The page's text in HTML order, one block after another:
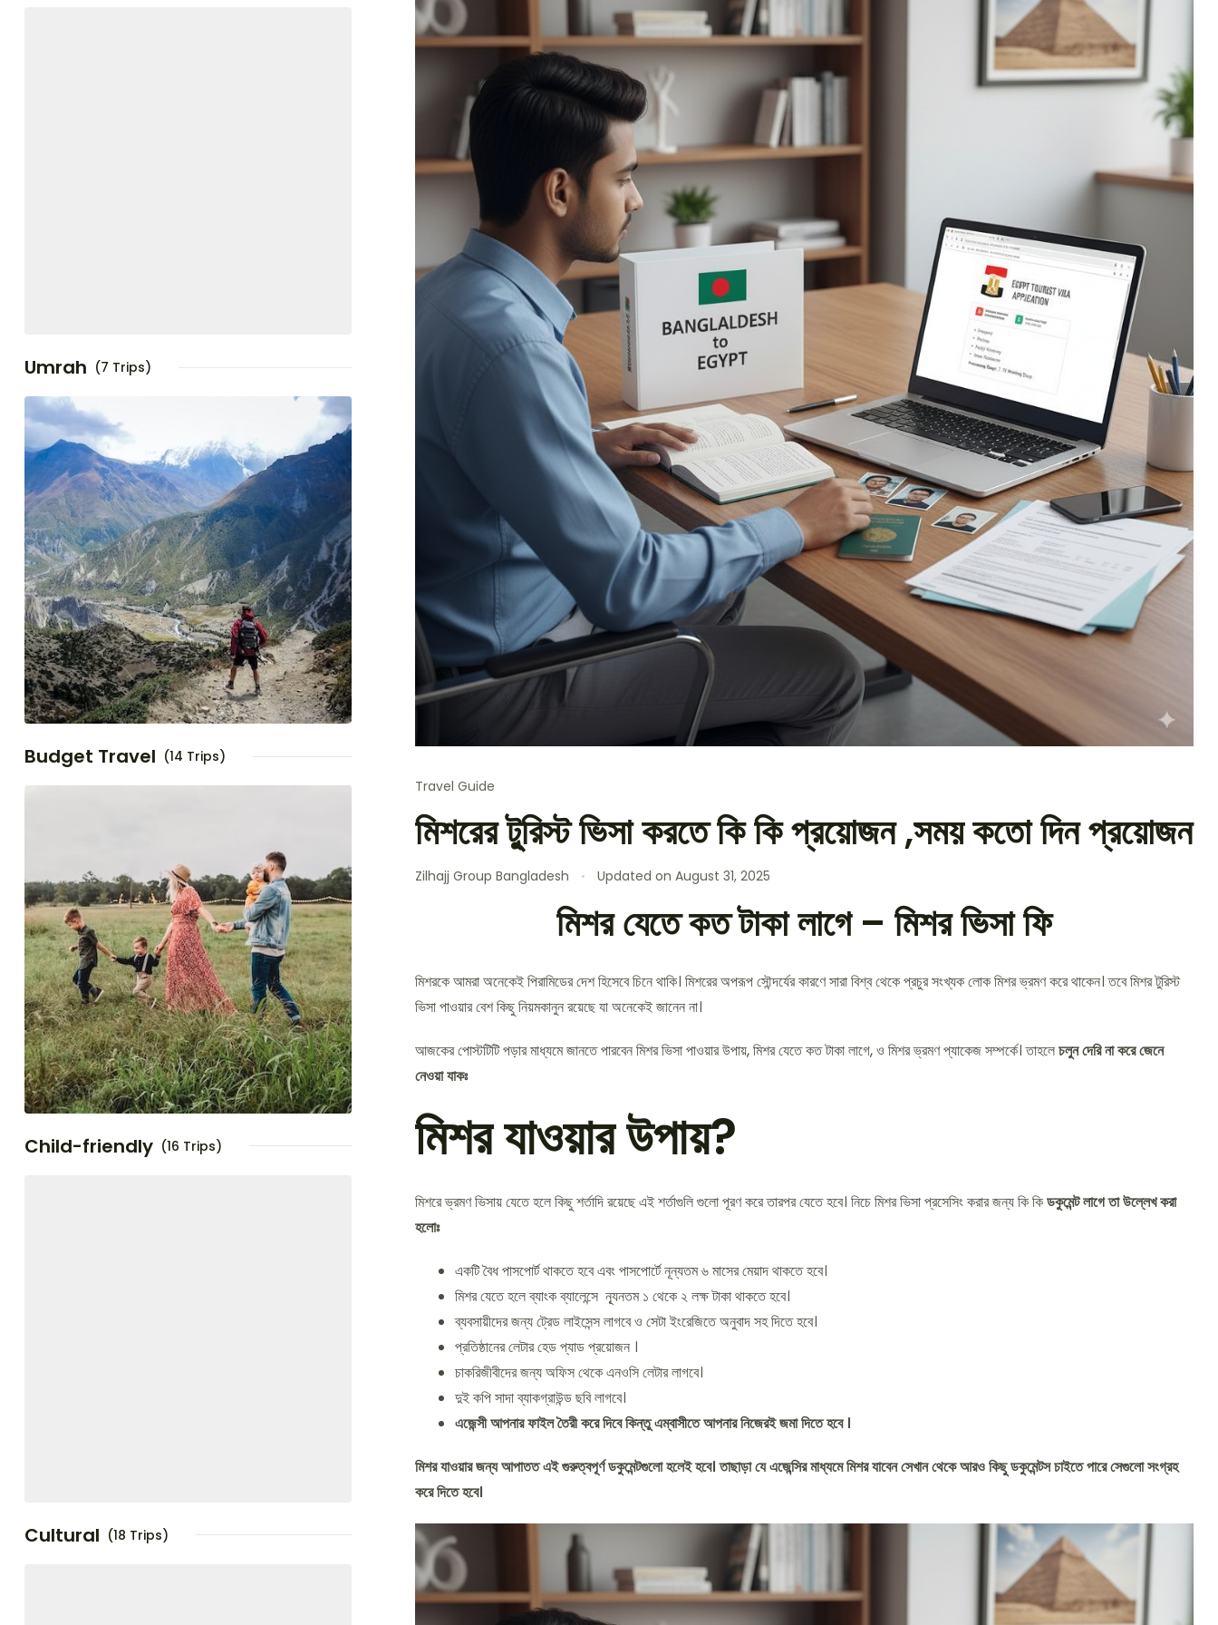
Travel Guide
মিশরের টু্রিস্ট ভিসা করতে কি কি প্রয়োজন ,সময় কতো দিন প্রয়োজন
Zilhajj Group Bangladesh Updated onAugust 31, 2025
মিশর যেতে কত টাকা লাগে – মিশর ভিসা ফি
মিশরকে আমরা অনেকেই পিরামিডের দেশ হিসেবে চিনে থাকি। মিশরের অপরূপ সৌন্দর্যের কারণে সারা বিশ্ব থেকে প্রচুর সংখ্যক লোক মিশর ভ্রমণ করে থাকেন। তবে মিশর টুরিস্ট
ভিসা পাওয়ার বেশ কিছু নিয়মকানুন রয়েছে যা অনেকেই জানেন না।
আজকের পোস্টটিটি পড়ার মাধ্যমে জানতে পারবেন মিশর ভিসা পাওয়ার উপায়, মিশর যেতে কত টাকা লাগে, ও মিশর ভ্রমণ প্যাকেজ সম্পর্কে। তাহলেচলুন দেরি না করে জেনে
নেওয়া যাকঃ
মিশর যাওয়ার উপায়?
মিশরে ভ্রমণ ভিসায় যেতে হলে কিছু শর্তাদি রয়েছে এই শর্তাগুলি গুলো পূরণ করে তারপর যেতে হবে। নিচে মিশর ভিসা প্রসেসিং করার জন্য কি কিডকুমেন্ট লাগে তা উল্লেখ করা
হলোঃ
একটি বৈধ পাসপোর্ট থাকতে হবে এবং পাসপোর্টে নূন্যতম ৬ মাসের মেয়াদ থাকতে হবে।
মিশর যেতে হলে ব্যাংক ব্যালেন্সে ন্যূনতম ১ থেকে ২ লক্ষ টাকা থাকতে হবে।
ব্যবসায়ীদের জন্য ট্রেড লাইসেন্স লাগবে ও সেটা ইংরেজিতে অনুবাদ সহ দিতে হবে।
প্রতিষ্ঠানের লেটার হেড প্যাড প্রয়োজন ।
চাকরিজীবীদের জন্য অফিস থেকে এনওসি লেটার লাগবে।
দুই কপি সাদা ব্যাকগ্রাউন্ড ছবি লাগবে।
এজেন্সী আপনার ফাইল তৈরী করে দিবে কিন্তু এম্বাসীতে আপনার নিজেরই জমা দিতে হবে ।
মিশর যাওয়ার জন্য আপাতত এই গুরুত্বপূর্ণ ডকুমেন্টগুলো হলেই হবে। তাছাড়া যে এজেন্সির মাধ্যমে মিশর যাবেন সেখান থেকে আরও কিছু ডকুমেন্টস চাইতে পারে সেগুলো সংগ্রহ
করে দিতে হবে।
Umrah (7 Trips)
Budget Travel (14 Trips)
Child-friendly (16 Trips)
Cultural (18 Trips)